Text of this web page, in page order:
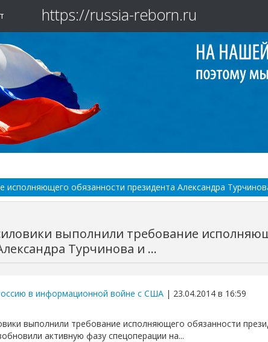
https://russia-reborn.ru
исполняющего обязанности президента Александра
выполнили требование
Турчинова и ...
в информационной войне с США | 23.04.2014 в 16:59
выполнили требование исполняющего обязанности
активную фазу спецоперации на...